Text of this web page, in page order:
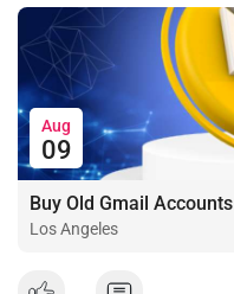
Aug
09
Buy Old Gmail Accounts
Los Angeles